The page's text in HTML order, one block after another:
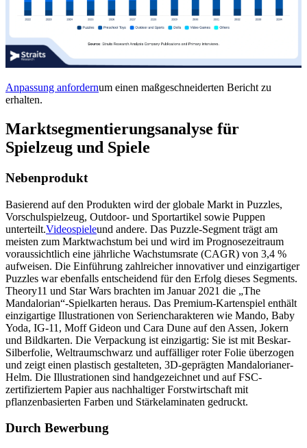
Anpassung anfordernum einen maßgeschneiderten Bericht zu
erhalten.
Marktsegmentierungsanalyse für
Spielzeug und Spiele
Nebenprodukt
Basierend auf den Produkten wird der globale Markt in Puzzles,
Vorschulspielzeug, Outdoor- und Sportartikel sowie Puppen
unterteilt.Videospieleund andere. Das Puzzle-Segment trägt am
meisten zum Marktwachstum bei und wird im Prognosezeitraum
voraussichtlich eine jährliche Wachstumsrate (CAGR) von 3,4 %
aufweisen. Die Einführung zahlreicher innovativer und einzigartiger
Puzzles war ebenfalls entscheidend für den Erfolg dieses Segments.
Theory11 und Star Wars brachten im Januar 2021 die „The
Mandalorian“-Spielkarten heraus. Das Premium-Kartenspiel enthält
einzigartige Illustrationen von Seriencharakteren wie Mando, Baby
Yoda, IG-11, Moff Gideon und Cara Dune auf den Assen, Jokern
und Bildkarten. Die Verpackung ist einzigartig: Sie ist mit Beskar-
Silberfolie, Weltraumschwarz und auffälliger roter Folie überzogen
und zeigt einen plastisch gestalteten, 3D-geprägten Mandalorianer-
Helm. Die Illustrationen sind handgezeichnet und auf FSC-
zertifiziertem Papier aus nachhaltiger Forstwirtschaft mit
pflanzenbasierten Farben und Stärkelaminaten gedruckt.
Durch Bewerbung